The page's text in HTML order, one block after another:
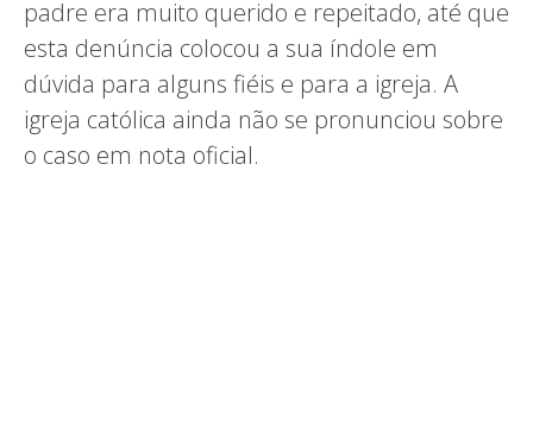
padre era muito querido e repeitado, até que
esta denúncia colocou a sua índole em
dúvida para alguns fiéis e para a igreja. A
igreja católica ainda não se pronunciou sobre
o caso em nota oficial.